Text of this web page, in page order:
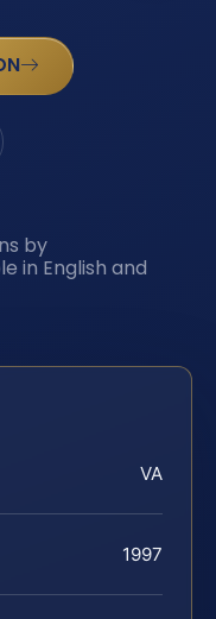
by
in English and
VA
1997